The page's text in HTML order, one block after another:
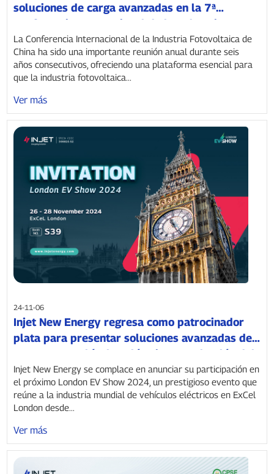
soluciones de carga avanzadas en la 7ª
Conferencia Internacional de la Industria
Fotovoltaica y de Almacenamiento de Energía
de China.
La Conferencia Internacional de la Industria Fotovoltaica de
China ha sido una importante reunión anual durante seis
años consecutivos, ofreciendo una plataforma esencial para
que la industria fotovoltaica...
Ver más
24-11-06
Injet New Energy regresa como patrocinador
plata para presentar soluciones avanzadas de
carga para vehículos eléctricos en el Salón del
Vehículo Eléctrico de Londres 2024.
Injet New Energy se complace en anunciar su participación en
el próximo London EV Show 2024, un prestigioso evento que
reúne a la industria mundial de vehículos eléctricos en ExCel
London desde...
Ver más